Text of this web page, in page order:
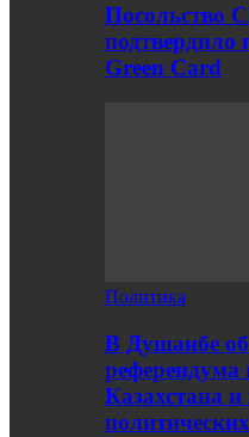
Посольство
Green Card
Политика
В Душанбе
референдума
Казахстана